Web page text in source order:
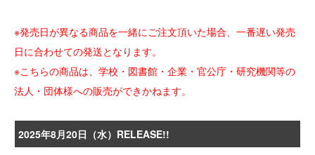
※発売日が異なる商品を一緒にご注文頂いた場合、一番遅い発売
日に合わせての発送となります。
※こちらの商品は、学校・図書館・企業・官公庁・研究機関等の
法人・団体様への販売ができかねます。
2025年8月20日（水）RELEASE!!